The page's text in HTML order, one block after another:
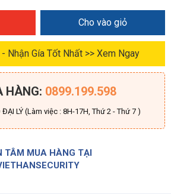
Cho vào giỏ
Nhận Gía Tốt Nhất >> Xem Ngay
HÀNG: 0899.199.598
ĐẠI LÝ (Làm việc : 8H-17H, Thứ 2 - Thứ 7 )
TÂM MUA HÀNG TẠI